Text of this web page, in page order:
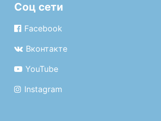
Соц сети
Facebook
Вконтакте
YouTube
Instagram